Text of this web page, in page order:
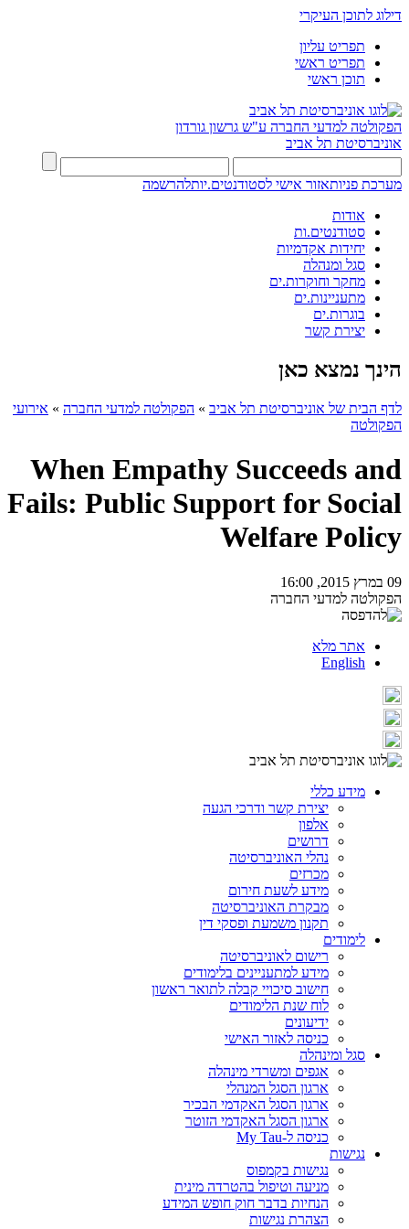
דילוג לתוכן העיקרי
תפריט עליון
תפריט ראשי
תוכן ראשי
הפקולטה למדעי החברה ע"ש גרשון גורדון
אוניברסיטת תל אביב
מערכת פניותאזור אישי לסטודנטים.יותלהרשמה
אודות
סטודנטים.ות
יחידות אקדמיות
סגל ומנהלה
מחקר וחוקרות.ים
מתעניינות.ים
בוגרות.ים
יצירת קשר
הינך נמצא כאן
לדף הבית של אוניברסיטת תל אביב » הפקולטה למדעי החברה » אירועי
הפקולטה
When Empathy Succeeds and
Fails: Public Support for Social
Welfare Policy
09 במרץ 2015, 16:00
הפקולטה למדעי החברה
אתר מלא
English
מידע כללי
יצירת קשר ודרכי הגעה
אלפון
דרושים
נהלי האוניברסיטה
מכרזים
מידע לשעת חירום
מבקרת האוניברסיטה
תקנון משמעת ופסקי דין
לימודים
רישום לאוניברסיטה
מידע למתעניינים בלימודים
חישוב סיכויי קבלה לתואר ראשון
לוח שנת הלימודים
ידיעונים
כניסה לאזור האישי
סגל ומינהלה
אגפים ומשרדי מינהלה
ארגון הסגל המנהלי
ארגון הסגל האקדמי הבכיר
ארגון הסגל האקדמי הזוטר
כניסה ל-My Tau
נגישות
נגישות בקמפוס
מניעה וטיפול בהטרדה מינית
הנחיות בדבר חוק חופש המידע
הצהרת נגישות